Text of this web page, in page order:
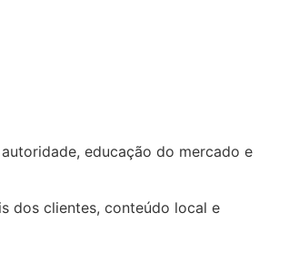
educação do mercado e
dos clientes, conteúdo local e